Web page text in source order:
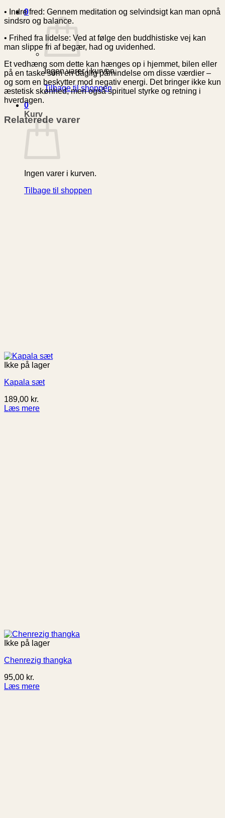
0
Ingen varer i kurven.
Tilbage til shoppen
0
Kurv
Ingen varer i kurven.
Tilbage til shoppen
• Indre fred: Gennem meditation og selvindsigt kan man opnå
sindsro og balance.
• Frihed fra lidelse: Ved at følge den buddhistiske vej kan
man slippe fri af begær, had og uvidenhed.
Et vedhæng som dette kan hænges op i hjemmet, bilen eller
på en taske som en daglig påmindelse om disse værdier –
og som en beskytter mod negativ energi. Det bringer ikke kun
æstetisk skønhed, men også spirituel styrke og retning i
hverdagen.
Relaterede varer
Ikke på lager
Kapala sæt
189,00 kr.
Læs mere
Ikke på lager
Chenrezig thangka
95,00 kr.
Læs mere